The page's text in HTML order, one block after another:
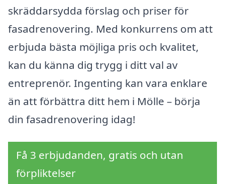
skräddarsydda förslag och priser för
fasadrenovering. Med konkurrens om att
erbjuda bästa möjliga pris och kvalitet,
kan du känna dig trygg i ditt val av
entreprenör. Ingenting kan vara enklare
än att förbättra ditt hem i Mölle – börja
din fasadrenovering idag!
Få 3 erbjudanden, gratis och utan
förpliktelser